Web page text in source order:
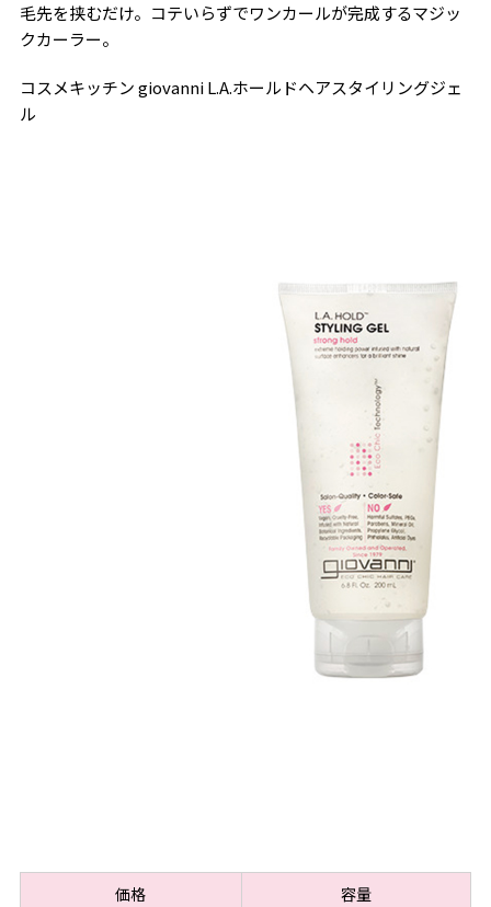
毛先を挟むだけ。コテいらずでワンカールが完成するマジッ
クカーラー。
コスメキッチン giovanni L.A.ホールドヘアスタイリングジェ
ル
価格
容量